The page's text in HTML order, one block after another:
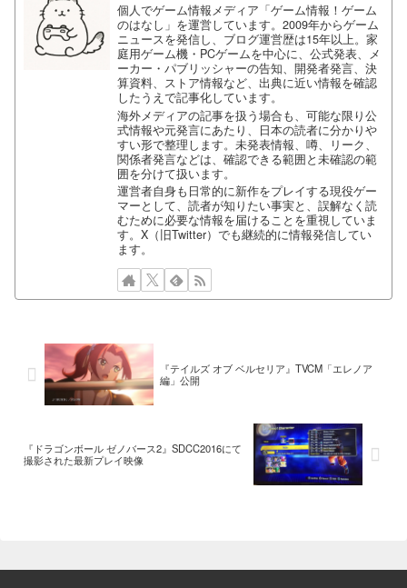
個人でゲーム情報メディア「ゲーム情報！ゲーム
のはなし」を運営しています。2009年からゲーム
ニュースを発信し、ブログ運営歴は15年以上。家
庭用ゲーム機・PCゲームを中心に、公式発表、メ
ーカー・パブリッシャーの告知、開発者発言、決
算資料、ストア情報など、出典に近い情報を確認
したうえで記事化しています。
海外メディアの記事を扱う場合も、可能な限り公
式情報や元発言にあたり、日本の読者に分かりや
すい形で整理します。未発表情報、噂、リーク、
関係者発言などは、確認できる範囲と未確認の範
囲を分けて扱います。
運営者自身も日常的に新作をプレイする現役ゲー
マーとして、読者が知りたい事実と、誤解なく読
むために必要な情報を届けることを重視していま
す。X（旧Twitter）でも継続的に情報発信してい
ます。
『テイルズ オブ ベルセリア』TVCM「エレノア
編」公開
『ドラゴンボール ゼノバース2』SDCC2016にて
撮影された最新プレイ映像